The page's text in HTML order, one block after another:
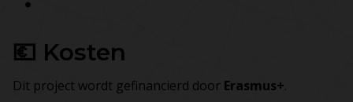
💶 Kosten
Dit project wordt gefinancierd door Erasmus+.